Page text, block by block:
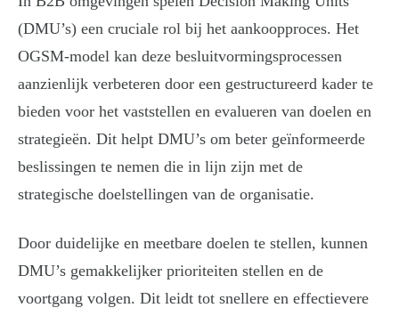
(DMU’s) een cruciale rol bij het aankoopproces. Het
OGSM-model kan deze besluitvormingsprocessen
aanzienlijk verbeteren door een gestructureerd kader te
bieden voor het vaststellen en evalueren van doelen en
strategieën. Dit helpt DMU’s om beter geïnformeerde
beslissingen te nemen die in lijn zijn met de
strategische doelstellingen van de organisatie.
Door duidelijke en meetbare doelen te stellen, kunnen
DMU’s gemakkelijker prioriteiten stellen en de
voortgang volgen. Dit leidt tot snellere en effectievere